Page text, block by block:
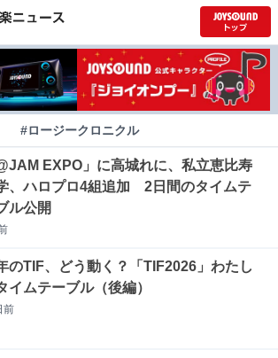
#ロージークロニクル
EXPO」に高城れに、私立恵比寿
、ハロプロ4組追加 2日間のタイムテ
ル公開
のTIF、どう動く？「TIF2026」わたし
イムテーブル（後編）
前